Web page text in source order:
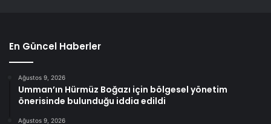
En Güncel Haberler
Ağustos 9, 2026
Umman’ın Hürmüz Boğazı için bölgesel yönetim
önerisinde bulunduğu iddia edildi
Ağustos 9, 2026